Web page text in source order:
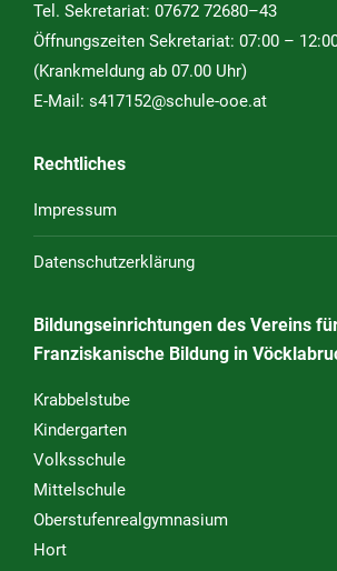
Tel. Sekretariat: 07672 72680–43
Öffnungszeiten Sekretariat: 07:00 –
(Krankmeldung ab 07.00 Uhr)
E-Mail: s417152@schule-ooe.at
Rechtliches
Impressum
Datenschutzerklärung
Bildungseinrichtungen des Vereins
Franziskanische Bildung in
Krabbelstube
Kindergarten
Volksschule
Mittelschule
Oberstufenrealgymnasium
Hort